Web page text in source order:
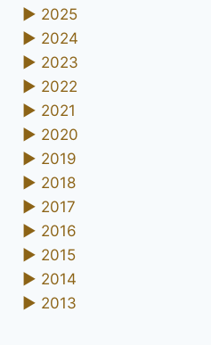
► 2025
► 2024
► 2023
► 2022
► 2021
► 2020
► 2019
► 2018
► 2017
► 2016
► 2015
► 2014
► 2013